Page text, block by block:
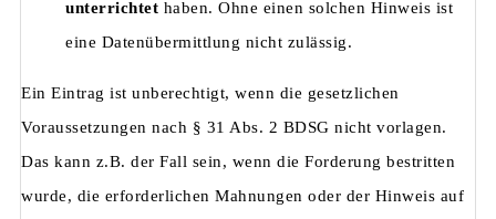
unterrichtet haben. Ohne einen solchen Hinweis ist
eine Datenübermittlung nicht zulässig.
Ein Eintrag ist unberechtigt, wenn die gesetzlichen
Voraussetzungen nach § 31 Abs. 2 BDSG nicht vorlagen.
Das kann z.B. der Fall sein, wenn die Forderung bestritten
wurde, die erforderlichen Mahnungen oder der Hinweis auf